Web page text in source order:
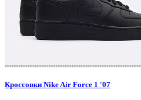
Кроссовки Nike Air Force 1 '07